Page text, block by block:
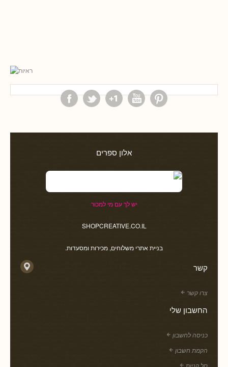
אלון ספרים
יש לך עם מי למכור
SHOPCREATIVE.CO.IL
בניית אתרי משלוחים, מכירות ומסעדות.
קשר
צרו קשר
החשבון שלי
כניסה לחשבון
הקמת חשבון
סל קניות